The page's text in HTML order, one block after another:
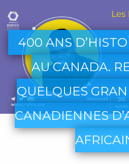
400 ANS
AU CANADA.
QUELQUES
CANADIENNES